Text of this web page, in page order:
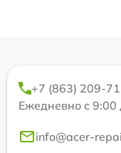
+7 (863) 209-
Ежедневно с 9:00
info@acer-